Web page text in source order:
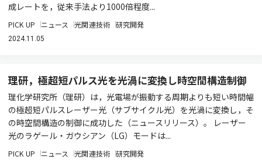
成レートを，従来手法より1000倍程度...
PICK UP ニュース 光関連技術 研究開発
2024.11.05
理研，極超短パルス光を光渦に変換し時空間構造制御
理化学研究所（理研）は，光電場が振動する周期よりも短い時間幅
の極超短パルスレーザー光（サブサイクル光）を光渦に変換し，そ
の時空間構造の制御に成功した（ニュースリリース）。 レーザー
光のラゲール・ガウシアン（LG）モードは...
PICK UP ニュース 光関連技術 研究開発